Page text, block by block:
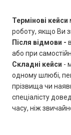
Термінові кейси
роботу, якщо Ви
Після відмови -
або при
Складні кейси -
одному шлюбі,
прізвища чи
спеціалісту
часу, ніж